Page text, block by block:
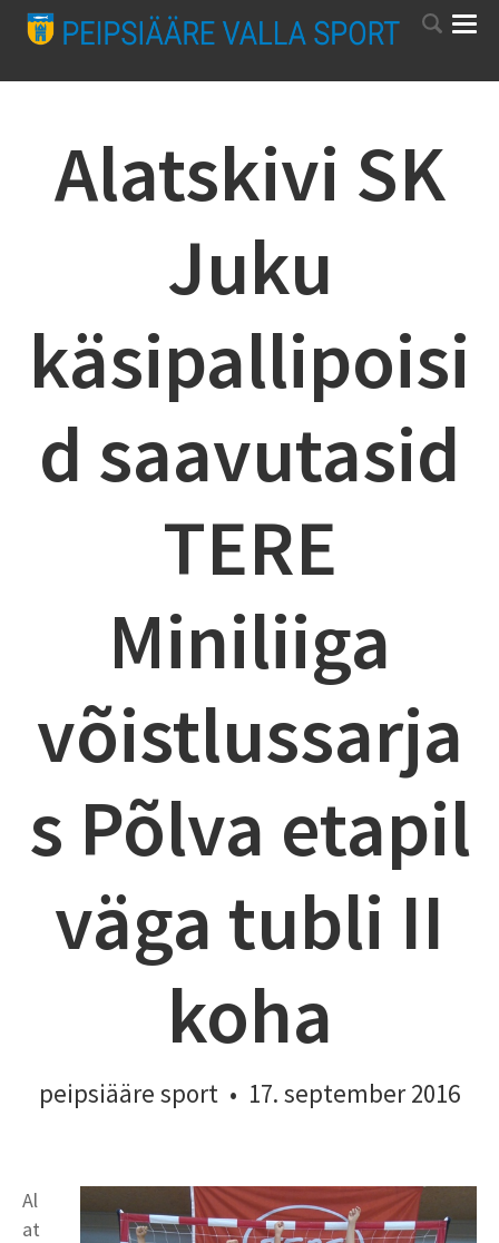
Alatskivi SK
Juku
käsipallipoisi
d saavutasid
TERE
Miniliiga
võistlussarja
s Põlva etapil
väga tubli II
koha
peipsiääre sport • 17. september 2016
Al
at